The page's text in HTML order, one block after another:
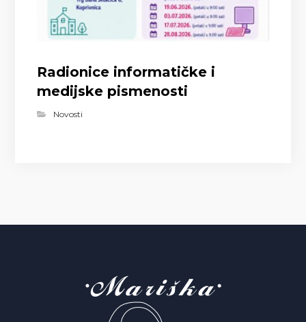
Radionice informatičke i
medijske pismenosti
Novosti